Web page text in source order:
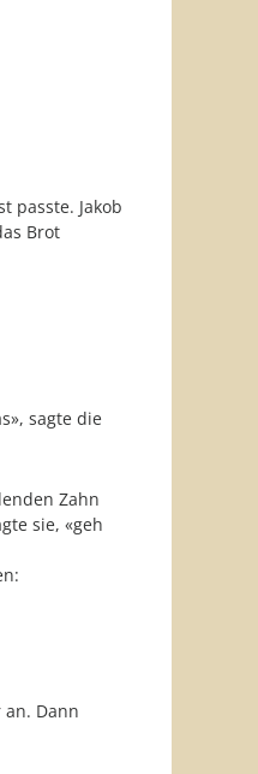
passte. Jakob
Brot
sagte die
Zahn
sie, «geh
Dann